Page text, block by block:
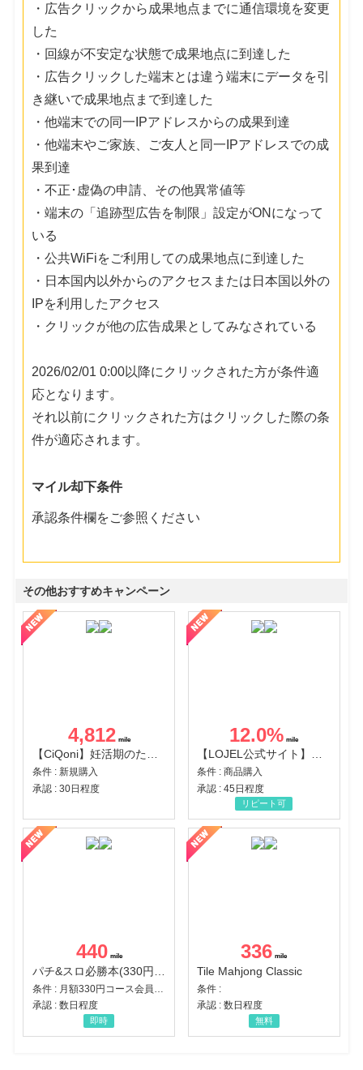
・広告クリックから成果地点までに通信環境を変更
した
・回線が不安定な状態で成果地点に到達した
・広告クリックした端末とは違う端末にデータを引
き継いで成果地点まで到達した
・他端末での同一IPアドレスからの成果到達
・他端末やご家族、ご友人と同一IPアドレスでの成
果到達
・不正･虚偽の申請、その他異常値等
・端末の「追跡型広告を制限」設定がONになって
いる
・公共WiFiをご利用しての成果地点に到達した
・日本国内以外からのアクセスまたは日本国以外の
IPを利用したアクセス
・クリックが他の広告成果としてみなされている
2026/02/01 0:00以降にクリックされた方が条件適
応となります。
それ以前にクリックされた方はクリックした際の条
件が適応されます。
マイル却下条件
承認条件欄をご参照ください
その他おすすめキャンペーン
4,812
【CiQoni】妊活期のための葉酸サプリ
条件 : 新規購入
承認 : 30日程度
12.0%
【LOJEL公式サイト】スーツケース・バッグ
条件 : 商品購入
承認 : 45日程度
リピート可
440
承認 : 数日程度
即時
336
Tile Mahjong Classic
条件 :
承認 : 数日程度
無料